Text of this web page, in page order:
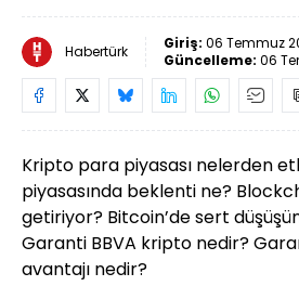
Habertürk Giriş: 06 Temmuz
Güncelleme: 06
Kripto para piyasası nelerden
piyasasında beklenti ne?
getiriyor? Bitcoin’de sert
Garanti BBVA kripto nedir?
avantajı nedir?